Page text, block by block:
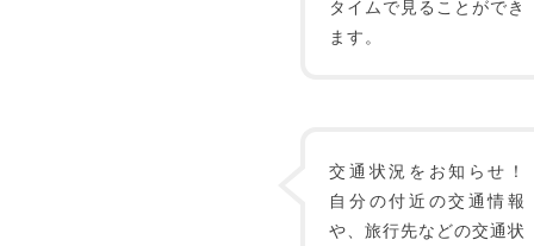
タイムで見ることができ
ます。
交通状況をお知らせ！
自分の付近の交通情報
や、旅行先などの交通状